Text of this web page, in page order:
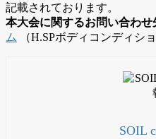
記載されております。
本大会に関するお問い合わせ
ム （H.SPボディコンディシ
SOIL